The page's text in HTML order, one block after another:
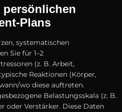
Plans
systematischen
S‬ie f‬ür 1–2
(z. B. Arbeit,
Reaktionen (Körper,
wo d‬iese auftreten.
Belastungsskala (z. B.
o‬der Verstärker. D‬iese Daten